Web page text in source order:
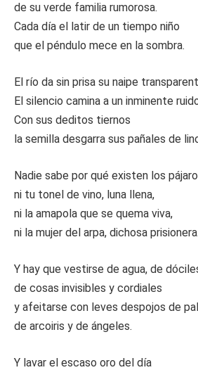
de su verde familia rumorosa.
Cada día el latir de un tiempo niño
que el péndulo mece en la sombra.
El río da sin prisa su naipe
El silencio camina a un inminente
Con sus deditos tiernos
la semilla desgarra sus pañales de
Nadie sabe por qué existen los
ni tu tonel de vino, luna llena,
ni la amapola que se quema viva,
ni la mujer del arpa, dichosa prisionera.
Y hay que vestirse de agua, de
de cosas invisibles y cordiales
y afeitarse con leves despojos de
de arcoiris y de ángeles.
Y lavar el escaso oro del día